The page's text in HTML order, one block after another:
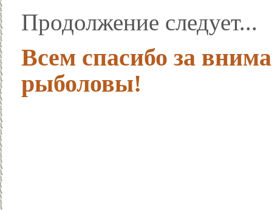
Продолжение следует...
Всем спасибо за
рыболовы!